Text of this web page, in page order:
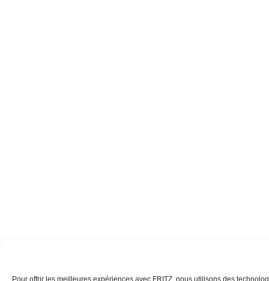
Pour offrir les meilleures expériences avec FRITZ, nous utilisons des